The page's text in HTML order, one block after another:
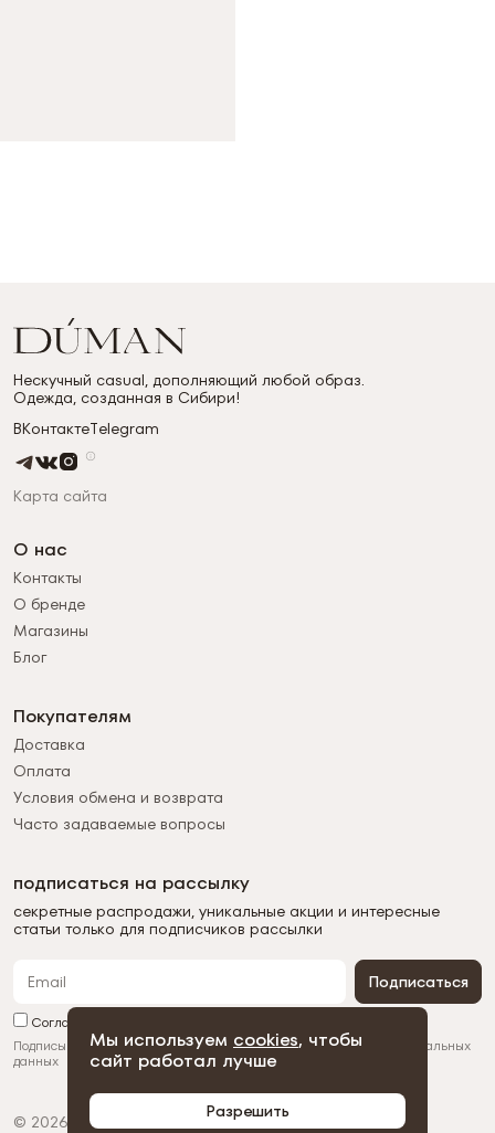
Мы используем cookies, чтобы
сайт работал лучше
Разрешить
Нескучный casual, дополняющий любой образ.
Одежда, созданная в Сибири!
ВКонтактеTelegram
Карта сайта
О нас
Контакты
О бренде
Магазины
Блог
Покупателям
Доставка
Оплата
Условия обмена и возврата
Часто задаваемые вопросы
подписаться на рассылку
секретные распродажи, уникальные акции и интересные
статьи только для подписчиков рассылки
Подписаться
Согласен с обработкой персональных данных
Подписываясь на рассылку, вы соглашаетесь с обработкой персональных
данных
© 2026 Duman Политика конфиденциальности